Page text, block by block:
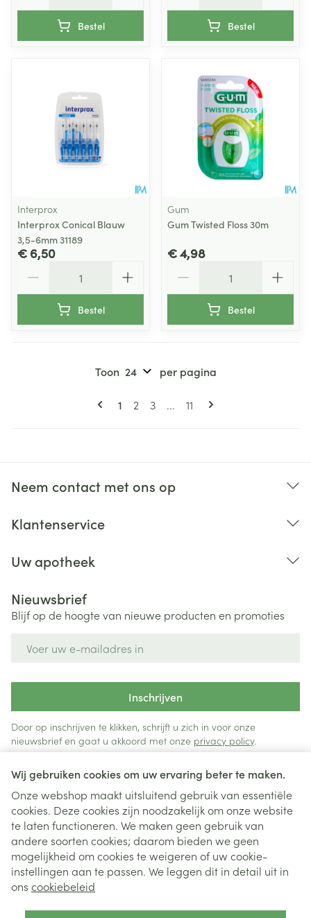
Wij gebruiken cookies om uw ervaring beter te maken.
Onze webshop maakt uitsluitend gebruik van essentiële
cookies. Deze cookies zijn noodzakelijk om onze website
te laten functioneren. We maken geen gebruik van
andere soorten cookies; daarom bieden we geen
mogelijkheid om cookies te weigeren of uw cookie-
instellingen aan te passen. We leggen dit in detail uit in
ons cookiebeleid
Bestel Bestel
Interprox
Interprox Conical Blauw
3,5-6mm 31189
€ 6,50
Bestel
Gum
Gum Twisted Floss 30m
€ 4,98
Bestel
Pagina's
U lees momenteel pagina
1 Pagina
2 Pagina
3 ... Pagina
11
Toon per pagina
Neem contact met ons op
Klantenservice
Uw apotheek
Nieuwsbrief
Blijf op de hoogte van nieuwe producten en promoties
Inschrijven
Door op inschrijven te klikken, schrijft u zich in voor onze
nieuwsbrief en gaat u akkoord met onze privacy policy.
Juridische links